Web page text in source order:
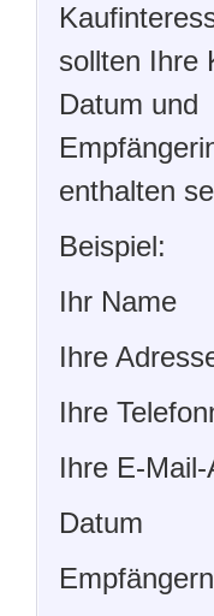
sollten Ihre
Datum und
enthalten
Beispiel:
Ihr Name
Ihre
Ihre
Ihre E-
Datum